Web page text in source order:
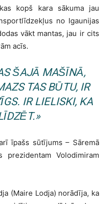
kopš kara sākuma jau
no Igaunijas
vākt mantas, jau ir cits
acīs.
ŠAJĀ MAŠĪNĀ,
TAS BŪTU, IR
IR LIELISKI, KA
īpašs sūtījums – Sāremā
prezidentam Volodimiram
(Maire Lodja) norādīja, ka